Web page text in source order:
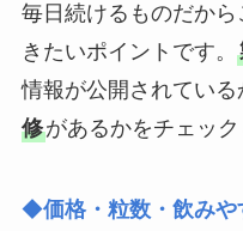
毎日続けるものだか
きたいポイントです。
情報が公開されている
修があるかをチェック
◆価格・粒数・飲み